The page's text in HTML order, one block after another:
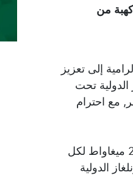
ميغاواط, المنجزة كهبة من
إلى تعزيز
تحت
مع احترام
ويتضمن المشروع إنشاء محطة لتوليد الكهرباء عبر تركيب توربينتين غازيتين بقدرة 20 ميغاواط لكل
الدولية